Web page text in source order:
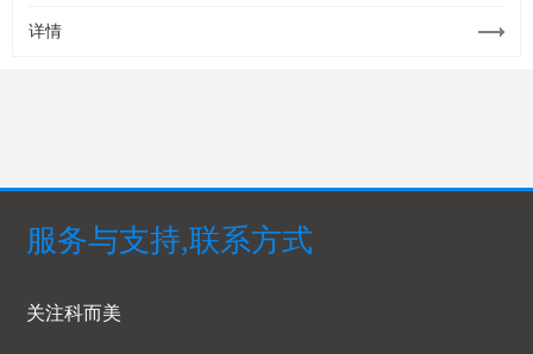
详情
服务与支持,联系方式
关注科而美